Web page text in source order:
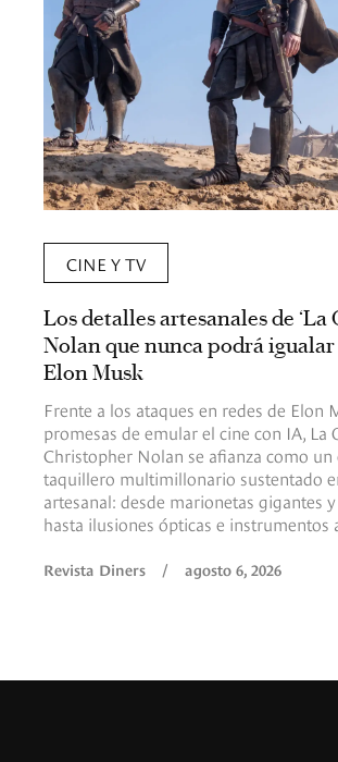
CINE Y TV
Los detalles artesanales de ‘La
Nolan que nunca podrá igualar
Elon Musk
Frente a los ataques en redes de Elon
promesas de emular el cine con IA, La
Christopher Nolan se afianza como un
taquillero multimillonario sustentado
artesanal: desde marionetas gigantes
hasta ilusiones ópticas e instrumentos
Revista Diners / agosto 6, 2026